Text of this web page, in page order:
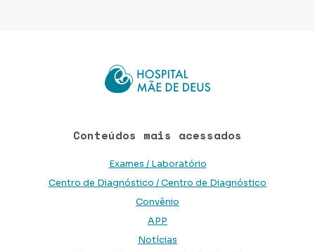
Conteúdos mais acessados
Exames / Laboratório
Centro de Diagnóstico / Centro de Diagnóstico
Convênio
APP
Notícias